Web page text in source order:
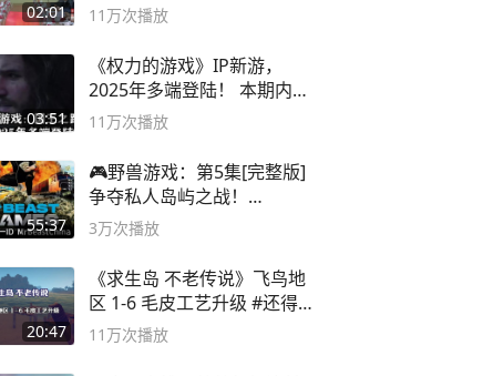
02:01 11万次播放
03:51
《权力的游戏》IP新游，
2025年多端登陆！ 本期内容
概要
11万次播放
55:37
🎮野兽游戏：第5集[完整版]
争夺私人岛屿之战！
#MrBeastChina
3万次播放
20:47
《求生岛 不老传说》飞鸟地
区 1-6 毛皮工艺升级 #还得是
主机大作
11万次播放